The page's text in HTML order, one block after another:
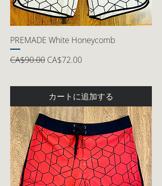
PREMADE White Honeycomb
通常価格
CA$90.00 セール価格
CA$72.00
カートに追加する